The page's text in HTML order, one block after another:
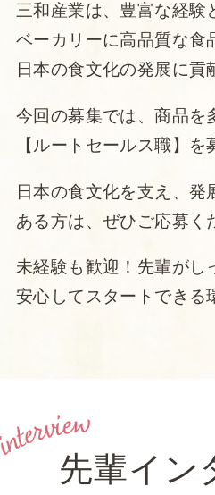
三和産業は、豊富な経験
ベーカリーに高品質な食
日本の食文化の発展に貢
今回の募集では、商品を
【ルートセールス職】を
日本の食文化を支え、発
ある方は、ぜひご応募く
未経験も歓迎！先輩がし
安心してスタートできる
先輩イン